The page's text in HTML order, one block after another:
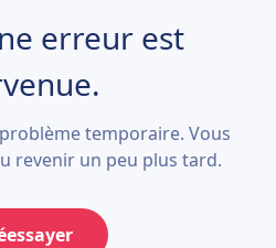
erreur est
temporaire. Vous
revenir un peu plus tard.